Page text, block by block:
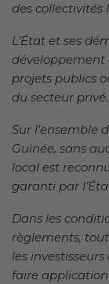
des collectivités
L’État et ses
développement
projets publics
du secteur privé.
Sur l’ensemble
Guinée, sans
local est
garanti par
Dans les
règlements,
les
faire